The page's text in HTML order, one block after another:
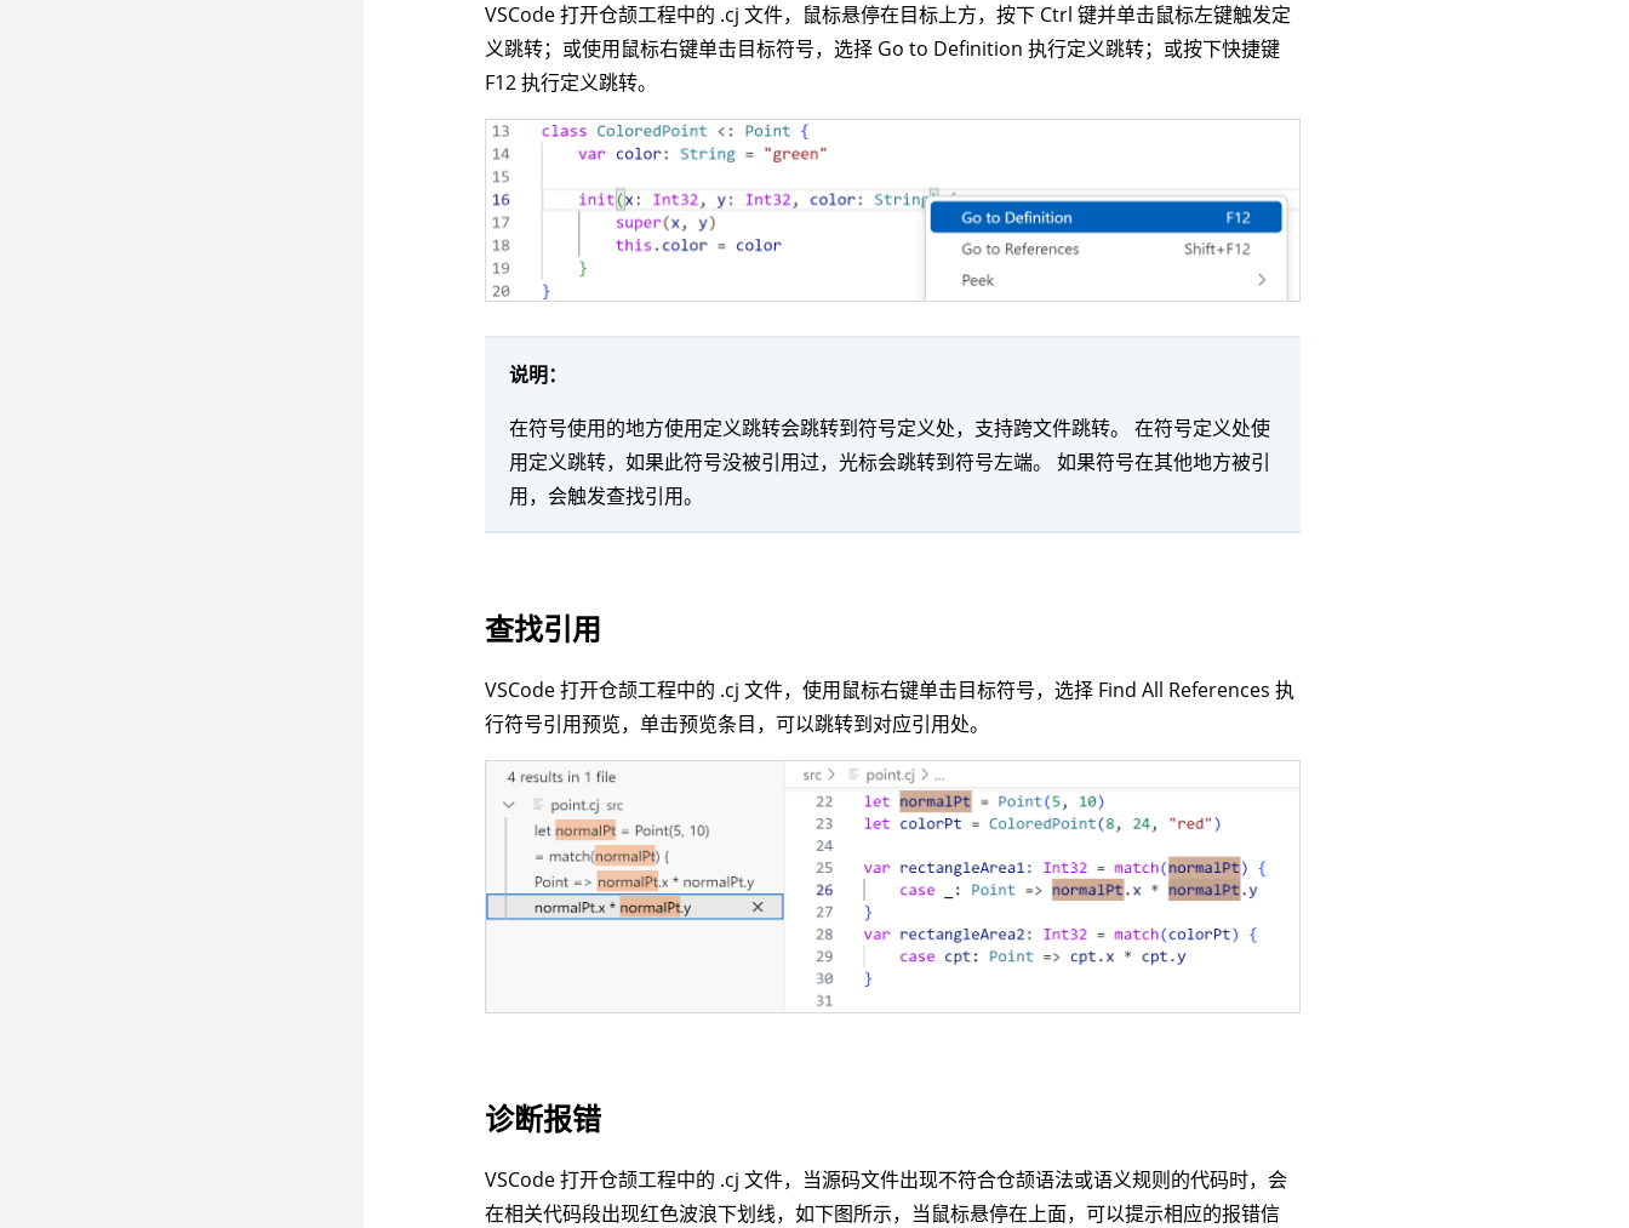
VSCode 打开仓颉工程中的 .cj 文件，鼠标悬停在目标上方，按下 Ctrl 键并单击鼠标左键触发定
义跳转；或使用鼠标右键单击目标符号，选择 Go to Definition 执行定义跳转；或按下快捷键
F12 执行定义跳转。
说明：
在符号使用的地方使用定义跳转会跳转到符号定义处，支持跨文件跳转。 在符号定义处使
用定义跳转，如果此符号没被引用过，光标会跳转到符号左端。 如果符号在其他地方被引
用，会触发查找引用。
查找引用
VSCode 打开仓颉工程中的 .cj 文件，使用鼠标右键单击目标符号，选择 Find All References 执
行符号引用预览，单击预览条目，可以跳转到对应引用处。
诊断报错
VSCode 打开仓颉工程中的 .cj 文件，当源码文件出现不符合仓颉语法或语义规则的代码时，会
在相关代码段出现红色波浪下划线，如下图所示，当鼠标悬停在上面，可以提示相应的报错信